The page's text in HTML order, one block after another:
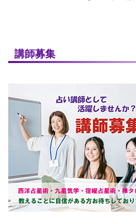
講師募集